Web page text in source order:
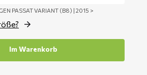
PASSAT VARIANT (B8) | 2015 >
Im Warenkorb